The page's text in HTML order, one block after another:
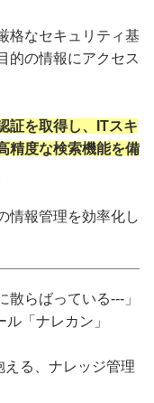
格なセキュリティ基
的の情報にアクセス
証を取得し、ITスキ
精度な検索機能を備
情報管理を効率化し
散らばっている---」
「ナレカン」
える、ナレッジ管理